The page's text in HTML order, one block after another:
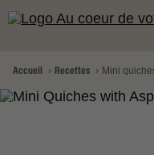
Accueil Recettes